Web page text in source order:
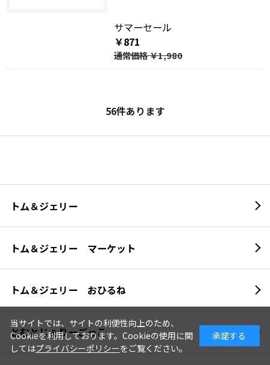
サマーセール
￥871
通常価格￥1,980
56件あります
トム＆ジェリー
トム＆ジェリー マーケット
トム＆ジェリー おひるね
とむとじぇりーごっこ
当サイトでは、サイトの利便性向上のため、
Cookieを利用しております。Cookieの使用に関
してはプライバシーポリシーをご覧ください。
承諾する